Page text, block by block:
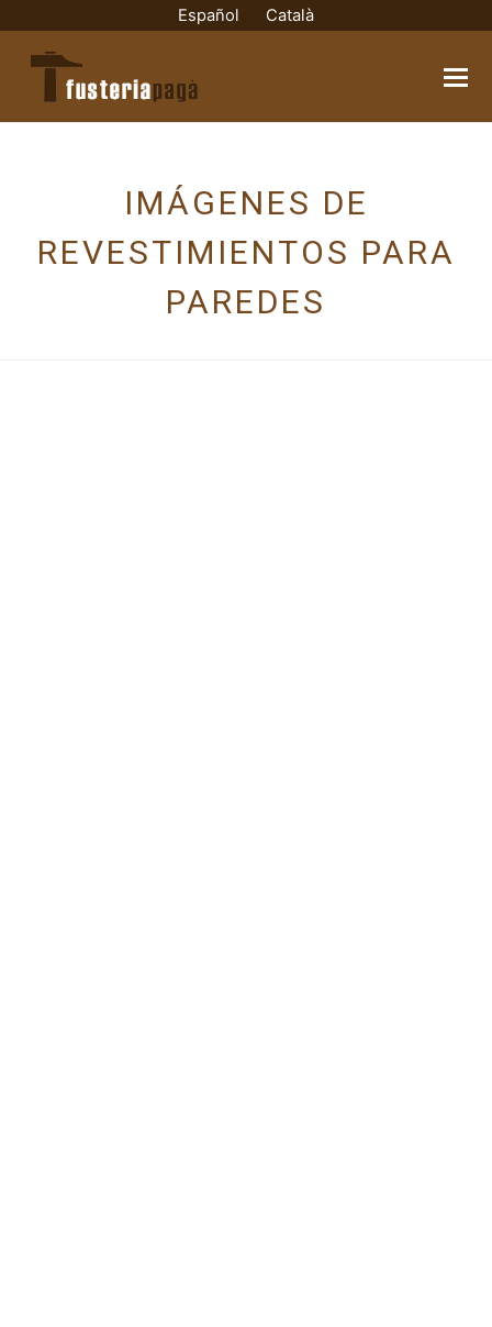
Español Català
IMÁGENES DE
REVESTIMIENTOS PARA
PAREDES